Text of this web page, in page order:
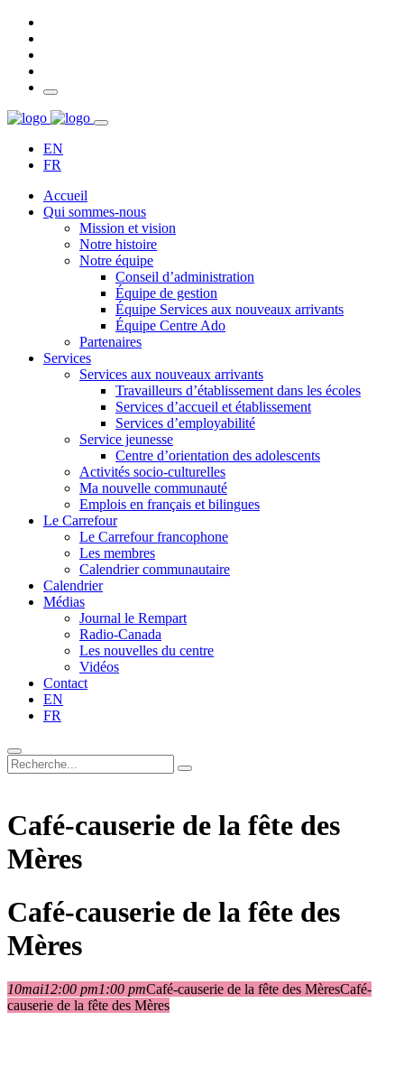
EN
FR
Accueil
Qui sommes-nous
Mission et vision
Notre histoire
Notre équipe
Conseil d’administration
Équipe de gestion
Équipe Services aux nouveaux arrivants
Équipe Centre Ado
Partenaires
Services
Services aux nouveaux arrivants
Travailleurs d’établissement dans les écoles
Services d’accueil et établissement
Services d’employabilité
Service jeunesse
Centre d’orientation des adolescents
Activités socio-culturelles
Ma nouvelle communauté
Emplois en français et bilingues
Le Carrefour
Le Carrefour francophone
Les membres
Calendrier communautaire
Calendrier
Médias
Journal le Rempart
Radio-Canada
Les nouvelles du centre
Vidéos
Contact
EN
FR
Café-causerie de la fête des
Mères
Café-causerie de la fête des
Mères
10mai12:00 pm1:00 pmCafé-causerie de la fête des MèresCafé-
causerie de la fête des Mères